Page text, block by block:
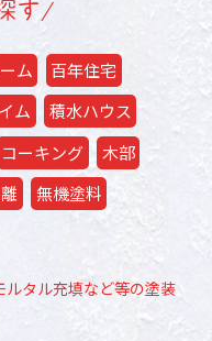
ム
百年住宅
ム
積水ハウス
コーキング
木部
無機塗料
タル充填など等の塗装